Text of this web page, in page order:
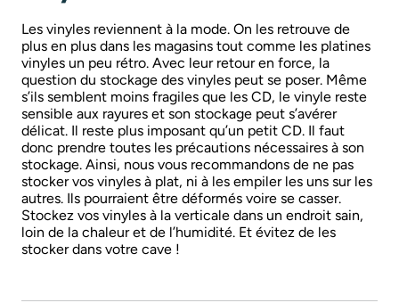
Les vinyles reviennent à la mode. On les retrouve de
plus en plus dans les magasins tout comme les platines
vinyles un peu rétro. Avec leur retour en force, la
question du stockage des vinyles peut se poser. Même
s’ils semblent moins fragiles que les CD, le vinyle reste
sensible aux rayures et son stockage peut s’avérer
délicat. Il reste plus imposant qu’un petit CD. Il faut
donc prendre toutes les précautions nécessaires à son
stockage. Ainsi, nous vous recommandons de ne pas
stocker vos vinyles à plat, ni à les empiler les uns sur les
autres. Ils pourraient être déformés voire se casser.
Stockez vos vinyles à la verticale dans un endroit sain,
loin de la chaleur et de l’humidité. Et évitez de les
stocker dans votre cave !